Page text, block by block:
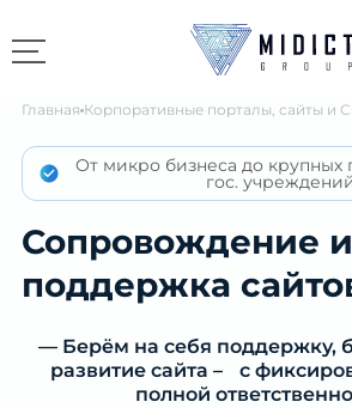
Главная Корпоративные порталы, сайты и
От микро бизнеса до крупных
гос.
Сопровождение и
поддержка
— Берём на себя поддержку,
развитие сайта – с
полной